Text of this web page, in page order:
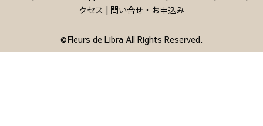
クセス | 問い合せ・お申込み
©Fleurs de Libra All Rights Reserved.